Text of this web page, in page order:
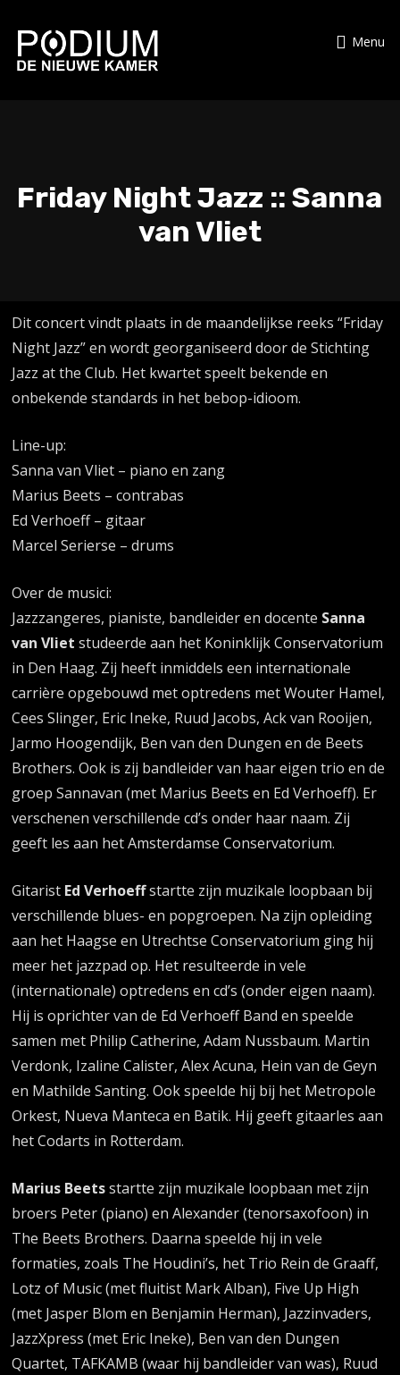
Menu
Friday Night Jazz :: Sanna
van Vliet
Dit concert vindt plaats in de maandelijkse reeks “Friday
Night Jazz” en wordt georganiseerd door de Stichting
Jazz at the Club. Het kwartet speelt bekende en
onbekende standards in het bebop-idioom.
Line-up:
Sanna van Vliet – piano en zang
Marius Beets – contrabas
Ed Verhoeff – gitaar
Marcel Serierse – drums
Over de musici:
Jazzzangeres, pianiste, bandleider en docente Sanna
van Vliet studeerde aan het Koninklijk Conservatorium
in Den Haag. Zij heeft inmiddels een internationale
carrière opgebouwd met optredens met Wouter Hamel,
Cees Slinger, Eric Ineke, Ruud Jacobs, Ack van Rooijen,
Jarmo Hoogendijk, Ben van den Dungen en de Beets
Brothers. Ook is zij bandleider van haar eigen trio en de
groep Sannavan (met Marius Beets en Ed Verhoeff). Er
verschenen verschillende cd’s onder haar naam. Zij
geeft les aan het Amsterdamse Conservatorium.
Gitarist Ed Verhoeffstartte zijn muzikale loopbaan bij
verschillende blues- en popgroepen. Na zijn opleiding
aan het Haagse en Utrechtse Conservatorium ging hij
meer het jazzpad op. Het resulteerde in vele
(internationale) optredens en cd’s (onder eigen naam).
Hij is oprichter van de Ed Verhoeff Band en speelde
samen met Philip Catherine, Adam Nussbaum. Martin
Verdonk, Izaline Calister, Alex Acuna, Hein van de Geyn
en Mathilde Santing. Ook speelde hij bij het Metropole
Orkest, Nueva Manteca en Batik. Hij geeft gitaarles aan
het Codarts in Rotterdam.
Marius Beetsstartte zijn muzikale loopbaan met zijn
broers Peter (piano) en Alexander (tenorsaxofoon) in
The Beets Brothers. Daarna speelde hij in vele
formaties, zoals The Houdini’s, het Trio Rein de Graaff,
Lotz of Music (met fluitist Mark Alban), Five Up High
(met Jasper Blom en Benjamin Herman), Jazzinvaders,
JazzXpress (met Eric Ineke), Ben van den Dungen
Quartet, TAFKAMB (waar hij bandleider van was), Ruud